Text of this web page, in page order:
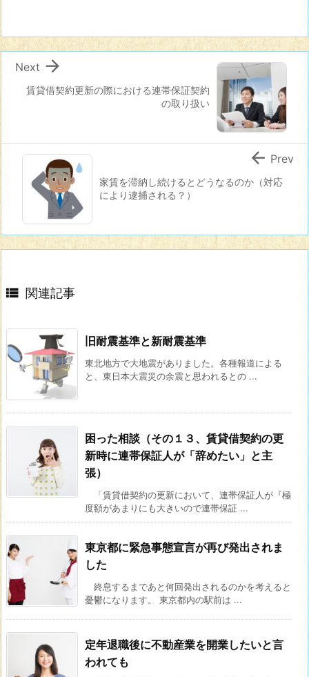
賃貸借契約更新の際における連帯保証契約
の取り扱い

Next
家賃を滞納し続けるとどうなるのか（対応
により逮捕される？）
 Prev
 関連記事
旧耐震基準と新耐震基準
東北地方で大地震がありました。各種報道による
と、東日本大震災の余震と思われるとの ...
困った相談（その１３、賃貸借契約の更
新時に連帯保証人が「辞めたい」と主
張）
「賃貸借契約の更新において、連帯保証人が『極
度額があまりにも大きいので連帯保証 ...
東京都に緊急事態宣言が再び発出されま
した
終息するまであと何回発出されるのかを考えると
憂鬱になります。 東京都内の駅前は ...
定年退職後に不動産業を開業したいと言
われても